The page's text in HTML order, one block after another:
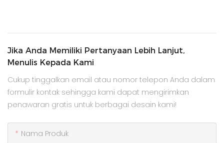
Jika Anda Memiliki Pertanyaan Lebih Lanjut,
Menulis Kepada Kami
Cukup tinggalkan email atau nomor telepon Anda dalam
formulir kontak sehingga kami dapat mengirimkan
penawaran gratis untuk berbagai desain kami!
Nama Produk